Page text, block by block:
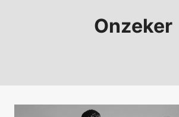
Onzeker